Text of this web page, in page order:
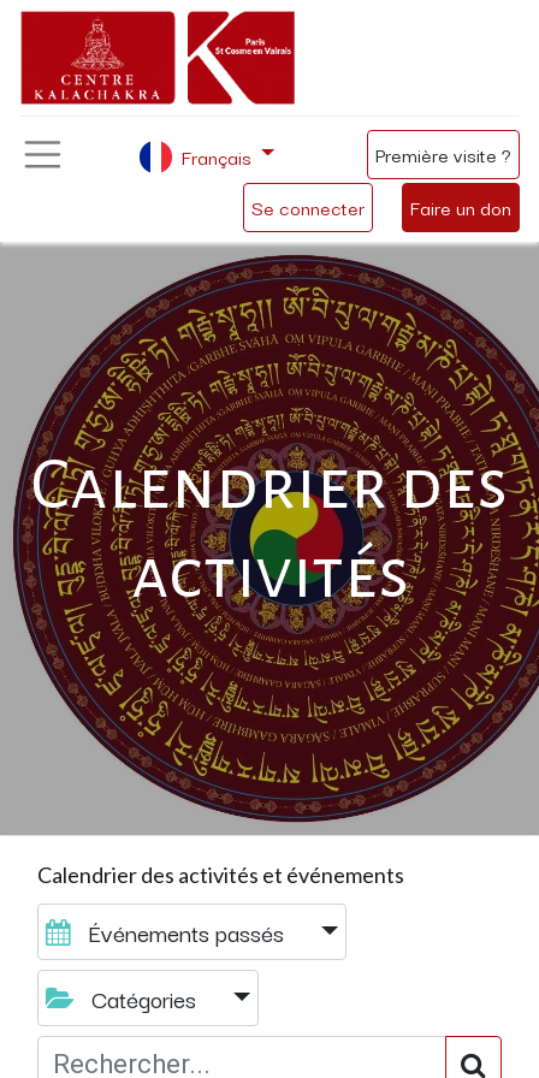
Se connecter Faire un don
Français Première visite ?
Calendrier des
activités
Calendrier des activités et événements
Événements passés
Catégories